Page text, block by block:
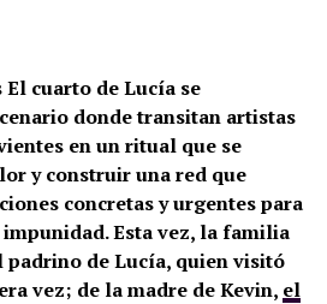
cuarto de Lucía se
donde transitan artistas
en un ritual que se
y construir una red que
concretas y urgentes para
Esta vez, la familia
de Lucía, quien visitó
vez; de la madre de Kevin, el